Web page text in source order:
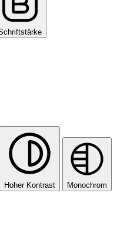
Hoher Kontrast Monochrom